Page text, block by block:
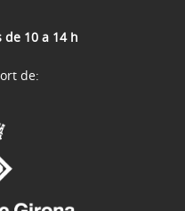
10 a 14 h
de: